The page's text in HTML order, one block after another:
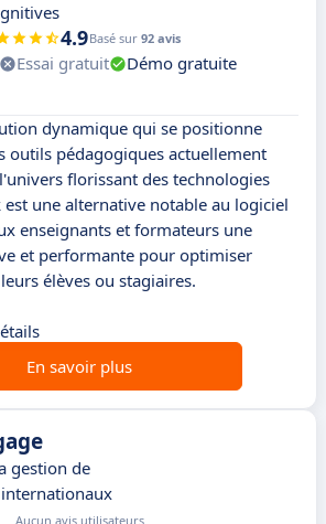
4.9Basé sur 92 avis
Essai gratuit
Démo gratuite
dynamique qui se positionne
outils pédagogiques actuellement
florissant des technologies
est une alternative notable au logiciel
enseignants et formateurs une
et performante pour optimiser
élèves ou stagiaires.
En savoir plus
gestion de
Aucun avis utilisateurs